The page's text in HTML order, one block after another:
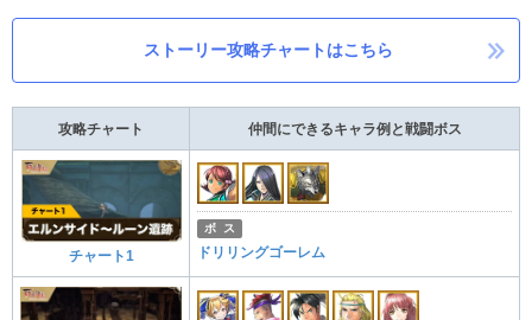
ストーリー攻略チャートはこちら
攻略チャート 仲間にできるキャラ例と戦闘ボス
チャート1
ボ ス
ドリリングゴーレム